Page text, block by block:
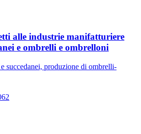
alle industrie manifatturiere
e ombrelli e ombrelloni
succedanei, produzione di ombrelli-